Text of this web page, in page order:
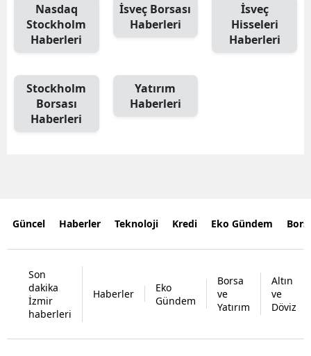
Nasdaq
Stockholm
Haberleri
İsveç Borsası
Haberleri
İsveç
Hisseleri
Haberleri
Stockholm
Borsası
Haberleri
Yatırım
Haberleri
Güncel Haberler Teknoloji Kredi Eko Gündem
Son
dakika
İzmir
haberleri
Haberler
Eko
Gündem
Borsa
ve
Yatırım
Altın
ve
Döviz